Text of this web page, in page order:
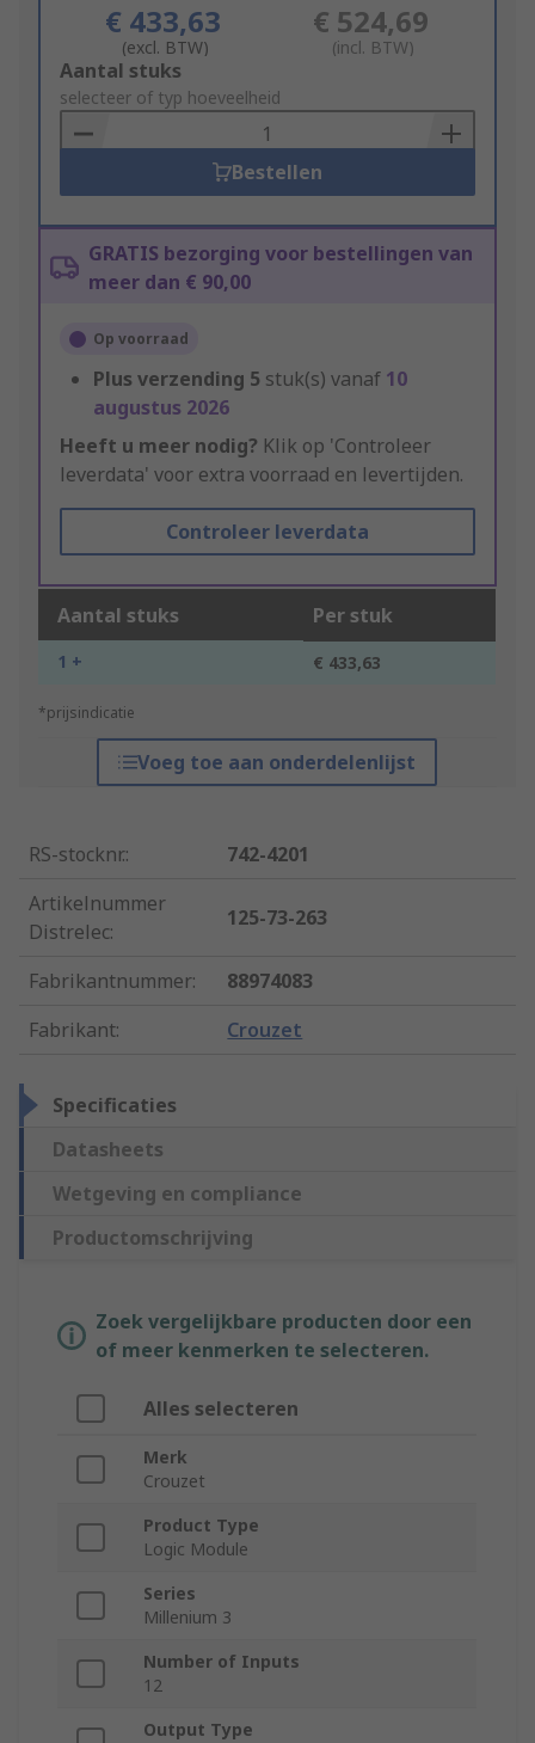
€ 433,63
(excl. BTW)
€ 524,69
(incl. BTW)
Add
to
Basket
Aantal stuks
selecteer of typ hoeveelheid
Bestellen
GRATIS bezorging voor bestellingen van
meer dan € 90,00
Op voorraad
Plus verzending 5 stuk(s) vanaf 10
augustus 2026
Heeft u meer nodig? Klik op 'Controleer
leverdata' voor extra voorraad en levertijden.
Controleer leverdata
Aantal stuks Per stuk
1 + € 433,63
*prijsindicatie
Voeg toe aan onderdelenlijst
RS-stocknr.:
742-4201
Artikelnummer
Distrelec:
125-73-263
Fabrikantnummer:
88974083
Fabrikant: Crouzet
Specificaties
Datasheets
Wetgeving en compliance
Productomschrijving
Zoek vergelijkbare producten door een
of meer kenmerken te selecteren.
Alles selecteren
Merk
Crouzet
Product Type
Logic Module
Series
Millenium 3
Number of Inputs
12
Output Type